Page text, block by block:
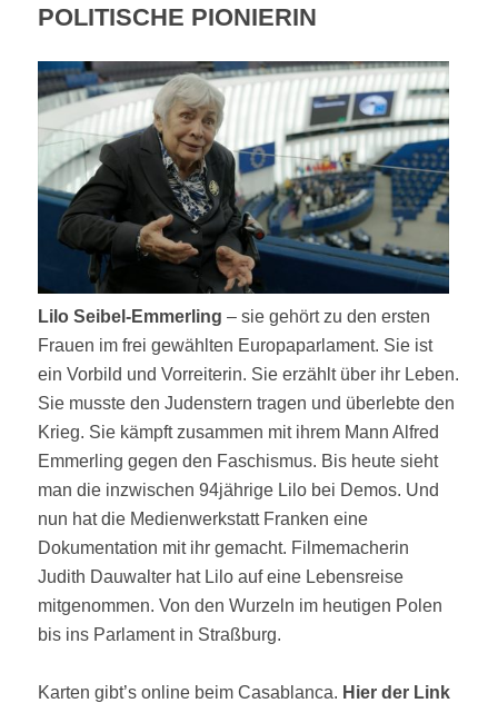
POLITISCHE PIONIERIN
Lilo Seibel-Emmerling – sie gehört zu den ersten
Frauen im frei gewählten Europaparlament. Sie ist
ein Vorbild und Vorreiterin. Sie erzählt über ihr Leben.
Sie musste den Judenstern tragen und überlebte den
Krieg. Sie kämpft zusammen mit ihrem Mann Alfred
Emmerling gegen den Faschismus. Bis heute sieht
man die inzwischen 94jährige Lilo bei Demos. Und
nun hat die Medienwerkstatt Franken eine
Dokumentation mit ihr gemacht. Filmemacherin
Judith Dauwalter hat Lilo auf eine Lebensreise
mitgenommen. Von den Wurzeln im heutigen Polen
bis ins Parlament in Straßburg.
Karten gibt’s online beim Casablanca. Hier der Link